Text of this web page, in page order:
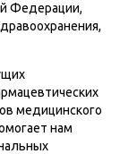
Федерации,
медицинского
нам